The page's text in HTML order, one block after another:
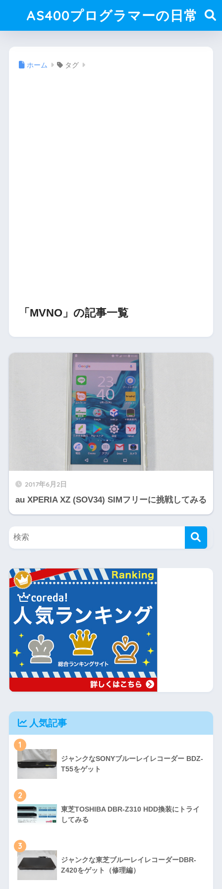
AS400プログラマーの日常
ホーム タグ
「MVNO」の記事一覧
2017年6月2日
au XPERIA XZ (SOV34) SIMフリーに挑戦してみる
人気記事
1
ジャンクなSONYブルーレイレコーダー BDZ-
T55をゲット
2
東芝TOSHIBA DBR-Z310 HDD換装にトライ
してみる
3
ジャンクな東芝ブルーレイレコーダーDBR-
Z420をゲット（修理編）